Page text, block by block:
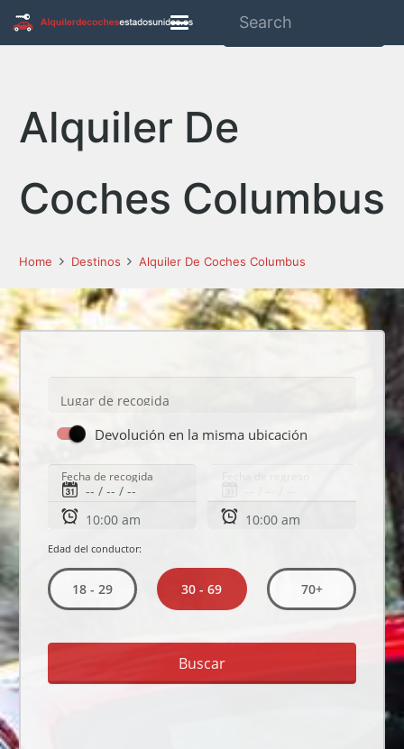
Alquiler De
Coches Columbus
Home Destinos Alquiler De Coches Columbus
Lugar de recogida
Devolución en la misma ubicación
Fecha de recogida
Edad del conductor:
18 - 29 30 - 69 70+
Buscar